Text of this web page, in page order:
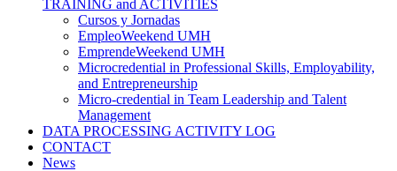
TRAINING and ACTIVITIES
Cursos y Jornadas
EmpleoWeekend UMH
EmprendeWeekend UMH
Microcredential in Professional Skills, Employability,
and Entrepreneurship
Micro-credential in Team Leadership and Talent
Management
DATA PROCESSING ACTIVITY LOG
CONTACT
News